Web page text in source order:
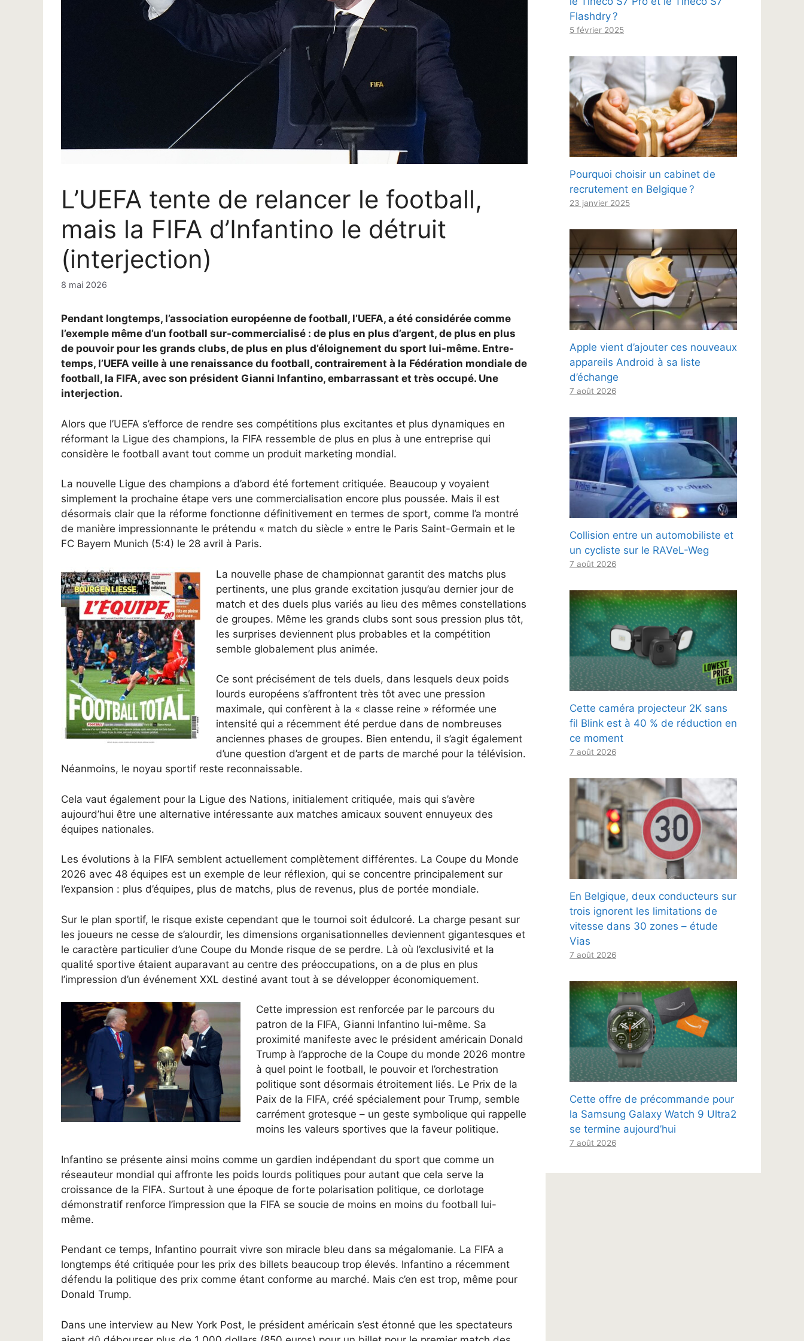
L’UEFA tente de relancer le football,
mais la FIFA d’Infantino le détruit
(interjection)
8 mai 2026
Pendant longtemps, l’association européenne de football, l’UEFA, a été considérée comme
l’exemple même d’un football sur-commercialisé : de plus en plus d’argent, de plus en plus
de pouvoir pour les grands clubs, de plus en plus d’éloignement du sport lui-même. Entre-
temps, l’UEFA veille à une renaissance du football, contrairement à la Fédération mondiale de
football, la FIFA, avec son président Gianni Infantino, embarrassant et très occupé. Une
interjection.
Alors que l’UEFA s’efforce de rendre ses compétitions plus excitantes et plus dynamiques en
réformant la Ligue des champions, la FIFA ressemble de plus en plus à une entreprise qui
considère le football avant tout comme un produit marketing mondial.
La nouvelle Ligue des champions a d’abord été fortement critiquée. Beaucoup y voyaient
simplement la prochaine étape vers une commercialisation encore plus poussée. Mais il est
désormais clair que la réforme fonctionne définitivement en termes de sport, comme l’a montré
de manière impressionnante le prétendu « match du siècle » entre le Paris Saint-Germain et le
FC Bayern Munich (5:4) le 28 avril à Paris.
La nouvelle phase de championnat garantit des matchs plus
pertinents, une plus grande excitation jusqu’au dernier jour de
match et des duels plus variés au lieu des mêmes constellations
de groupes. Même les grands clubs sont sous pression plus tôt,
les surprises deviennent plus probables et la compétition
semble globalement plus animée.
Ce sont précisément de tels duels, dans lesquels deux poids
lourds européens s’affrontent très tôt avec une pression
maximale, qui confèrent à la « classe reine » réformée une
intensité qui a récemment été perdue dans de nombreuses
anciennes phases de groupes. Bien entendu, il s’agit également
d’une question d’argent et de parts de marché pour la télévision.
Néanmoins, le noyau sportif reste reconnaissable.
Cela vaut également pour la Ligue des Nations, initialement critiquée, mais qui s’avère
aujourd’hui être une alternative intéressante aux matches amicaux souvent ennuyeux des
équipes nationales.
Les évolutions à la FIFA semblent actuellement complètement différentes. La Coupe du Monde
2026 avec 48 équipes est un exemple de leur réflexion, qui se concentre principalement sur
l’expansion : plus d’équipes, plus de matchs, plus de revenus, plus de portée mondiale.
Sur le plan sportif, le risque existe cependant que le tournoi soit édulcoré. La charge pesant sur
les joueurs ne cesse de s’alourdir, les dimensions organisationnelles deviennent gigantesques et
le caractère particulier d’une Coupe du Monde risque de se perdre. Là où l’exclusivité et la
qualité sportive étaient auparavant au centre des préoccupations, on a de plus en plus
l’impression d’un événement XXL destiné avant tout à se développer économiquement.
Cette impression est renforcée par le parcours du
patron de la FIFA, Gianni Infantino lui-même. Sa
proximité manifeste avec le président américain Donald
Trump à l’approche de la Coupe du monde 2026 montre
à quel point le football, le pouvoir et l’orchestration
politique sont désormais étroitement liés. Le Prix de la
Paix de la FIFA, créé spécialement pour Trump, semble
carrément grotesque – un geste symbolique qui rappelle
moins les valeurs sportives que la faveur politique.
Infantino se présente ainsi moins comme un gardien indépendant du sport que comme un
réseauteur mondial qui affronte les poids lourds politiques pour autant que cela serve la
croissance de la FIFA. Surtout à une époque de forte polarisation politique, ce dorlotage
démonstratif renforce l’impression que la FIFA se soucie de moins en moins du football lui-
même.
Pendant ce temps, Infantino pourrait vivre son miracle bleu dans sa mégalomanie. La FIFA a
longtemps été critiquée pour les prix des billets beaucoup trop élevés. Infantino a récemment
défendu la politique des prix comme étant conforme au marché. Mais c’en est trop, même pour
Donald Trump.
Dans une interview au New York Post, le président américain s’est étonné que les spectateurs
Flashdry ?
5 février 2025
Pourquoi choisir un cabinet de
recrutement en Belgique ?
23 janvier 2025
Apple vient d’ajouter ces nouveaux
appareils Android à sa liste
d’échange
7 août 2026
Collision entre un automobiliste et
un cycliste sur le RAVeL-Weg
7 août 2026
Cette caméra projecteur 2K sans
fil Blink est à 40 % de réduction en
ce moment
7 août 2026
En Belgique, deux conducteurs sur
trois ignorent les limitations de
vitesse dans 30 zones – étude
Vias
7 août 2026
Cette offre de précommande pour
la Samsung Galaxy Watch 9 Ultra2
se termine aujourd’hui
7 août 2026